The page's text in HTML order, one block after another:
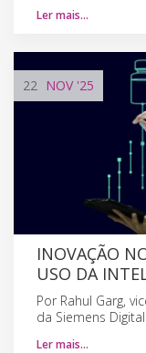
Ler mais…
22 NOV'25
INOVAÇÃO
USO DA
Por Rahul Garg,
da Siemens
Ler mais…